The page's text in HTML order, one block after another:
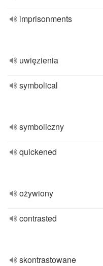
imprisonments
uwięzienia
symbolical
symboliczny
quickened
ożywiony
contrasted
skontrastowane